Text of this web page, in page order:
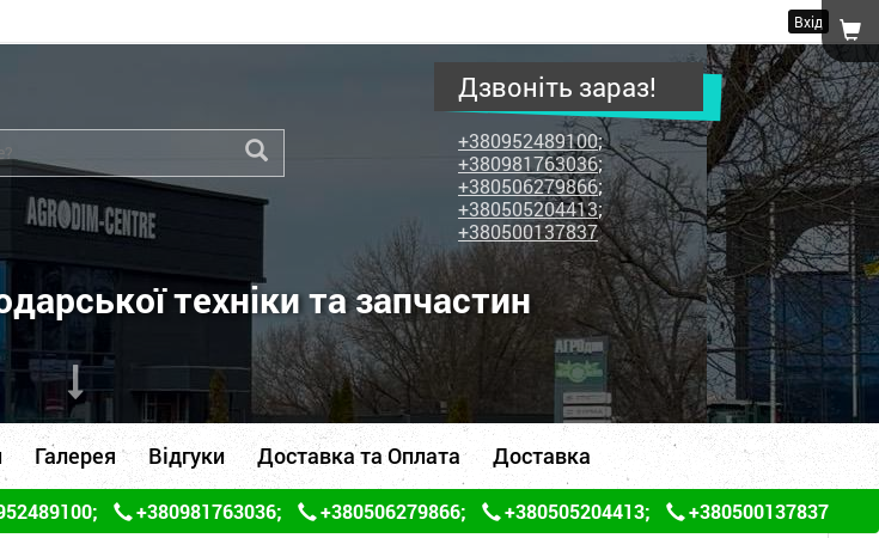
Вхід
Дзвоніть зараз!
+380952489100;
+380981763036;
+380506279866;
+380505204413;
+380500137837
техніки та запчастин
Галерея Відгуки Доставка та Оплата Доставка
; +380981763036; +380506279866; +380505204413; +380500137837